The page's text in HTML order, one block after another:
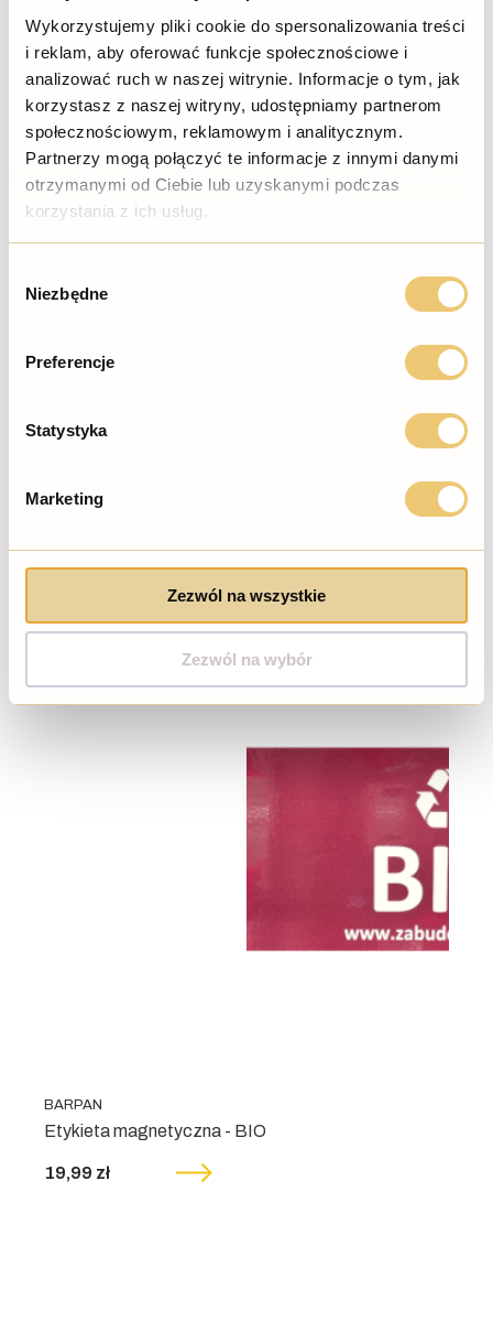
Wykorzystujemy pliki cookie do spersonalizowania treści
i reklam, aby oferować funkcje społecznościowe i
analizować ruch w naszej witrynie. Informacje o tym, jak
korzystasz z naszej witryny, udostępniamy partnerom
społecznościowym, reklamowym i analitycznym.
Partnerzy mogą połączyć te informacje z innymi danymi
otrzymanymi od Ciebie lub uzyskanymi podczas
korzystania z ich usług.
zgody
Niezbędne
Preferencje
Statystyka
Marketing
Zezwól na wszystkie
Zezwól na wybór
Ottimo systems sp.zoo sp.k.
49,00 zł
Etykieta magnetyczna - BIO
BARPAN
19,99 zł